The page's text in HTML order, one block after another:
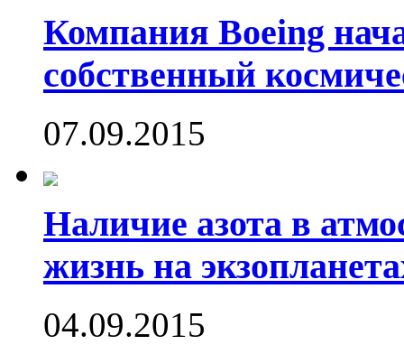
Компания Boeing
собственный
07.09.2015
Наличие азота в
жизнь на
04.09.2015